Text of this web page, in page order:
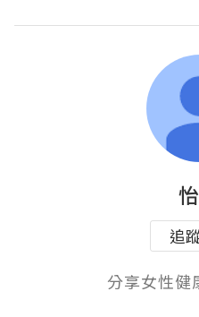
追
分享女性健